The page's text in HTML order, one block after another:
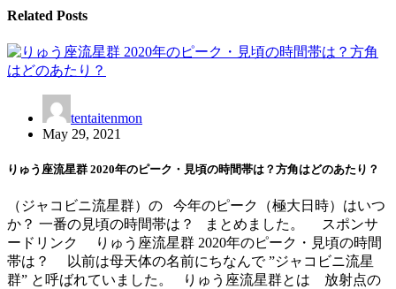
Related Posts
tentaitenmon
May 29, 2021
りゅう座流星群 2020年のピーク・見頃の時間帯は？方角はどのあたり？
（ジャコビニ流星群）の 今年のピーク（極大日時）はいつ
か？ 一番の見頃の時間帯は？ まとめました。 スポンサ
ードリンク りゅう座流星群 2020年のピーク・見頃の時間
帯は？ 以前は母天体の名前にちなんで ”ジャコビニ流星
群” と呼ばれていました。 りゅう座流星群とは 放射点の